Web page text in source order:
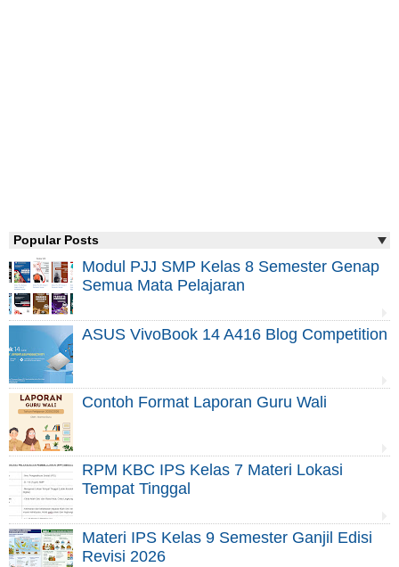
Popular Posts
Modul PJJ SMP Kelas 8 Semester Genap
Semua Mata Pelajaran
ASUS VivoBook 14 A416 Blog Competition
Contoh Format Laporan Guru Wali
RPM KBC IPS Kelas 7 Materi Lokasi
Tempat Tinggal
Materi IPS Kelas 9 Semester Ganjil Edisi
Revisi 2026